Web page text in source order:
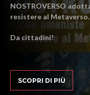
NOSTROVERSO
resistere al Metaverso.
Da cittadini!
SCOPRI DI PIÙ